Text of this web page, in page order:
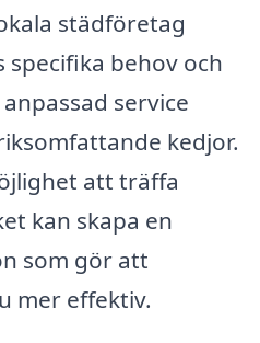
städföretag
behov och
service
kedjor.
att träffa
kan skapa en
som gör att
mer effektiv.